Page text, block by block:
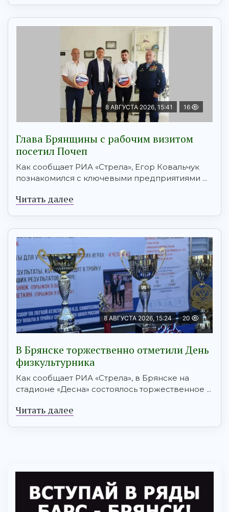
8 АВГУСТА 2026, 15:41 16
Глава Брянщины с рабочим визитом
посетил Почеп
Как сообщает РИА «Стрела», Егор Ковальчук
познакомился с ключевыми предприятиями ...
Читать далее
8 АВГУСТА 2026, 15:24 20
В Брянске торжественно отметили День
физкультурника
Как сообщает РИА «Стрела», в Брянске на
стадионе «Десна» состоялось торжественное ...
Читать далее